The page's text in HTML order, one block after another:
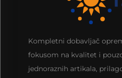
Kompletni dobavljač
fokusom na kvalitet i
jednoraznih artikala,